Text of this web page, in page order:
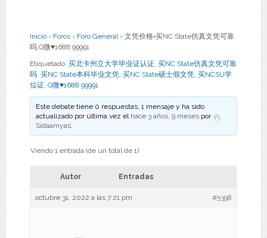
Inicio › Foros › Foro General › 文凭价格◦买NC State仿真文凭可靠
吗,Q微♥1688 99991
Etiquetado: 买北卡州立大学毕业证认证, 买NC State仿真文凭可靠
吗, 买NC State本科毕业文凭, 买NC State硕士假文凭, 买NCSU学
位证, Q微♥1688 99991
Este debate tiene 0 respuestas, 1 mensaje y ha sido
actualizado por última vez el hace 3 años, 9 meses por
Sidaamyas.
Viendo 1 entrada (de un total de 1)
Autor Entradas
octubre 31, 2022 a las 7:21 pm #5398